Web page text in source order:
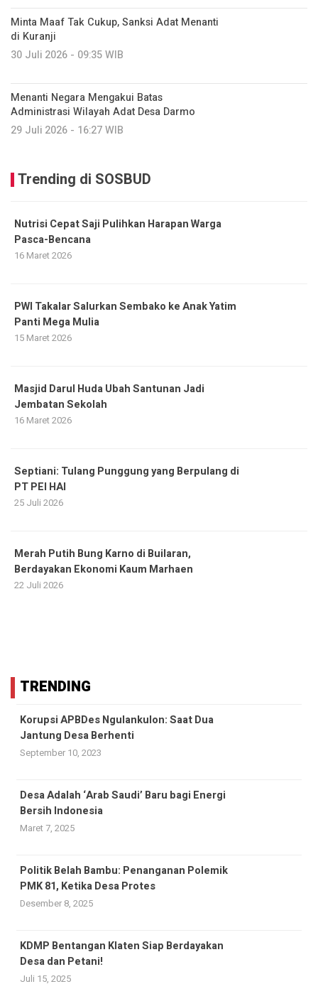
Minta Maaf Tak Cukup, Sanksi Adat Menanti
di Kuranji
30 Juli 2026 - 09:35 WIB
Menanti Negara Mengakui Batas
Administrasi Wilayah Adat Desa Darmo
29 Juli 2026 - 16:27 WIB
Trending di SOSBUD
Nutrisi Cepat Saji Pulihkan Harapan Warga
Pasca-Bencana
16 Maret 2026
PWI Takalar Salurkan Sembako ke Anak Yatim
Panti Mega Mulia
15 Maret 2026
Masjid Darul Huda Ubah Santunan Jadi
Jembatan Sekolah
16 Maret 2026
Septiani: Tulang Punggung yang Berpulang di
PT PEI HAI
25 Juli 2026
Merah Putih Bung Karno di Builaran,
Berdayakan Ekonomi Kaum Marhaen
22 Juli 2026
TRENDING
Korupsi APBDes Ngulankulon: Saat Dua
Jantung Desa Berhenti
September 10, 2023
Desa Adalah ‘Arab Saudi’ Baru bagi Energi
Bersih Indonesia
Maret 7, 2025
Politik Belah Bambu: Penanganan Polemik
PMK 81, Ketika Desa Protes
Desember 8, 2025
KDMP Bentangan Klaten Siap Berdayakan
Desa dan Petani!
Juli 15, 2025